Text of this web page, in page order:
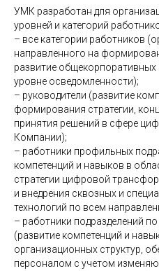
УМК разработан для
уровней и категорий
– все категории работников
направленного на
развитие
уровне осведомленности);
– руководители (развитие
формирования стратегии,
принятия решений в сфере
Компании);
– работники профильных
компетенций и навыков в
стратегии цифровой
и внедрения сквозных и
технологий по всем
– работники подразделений
(развитие компетенций и
организационных структур,
персоналом с учетом